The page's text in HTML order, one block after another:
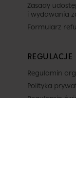
Zasady
i wydawania
Formularz
REGULACJE
Regulamin
Polityka
Regulamin